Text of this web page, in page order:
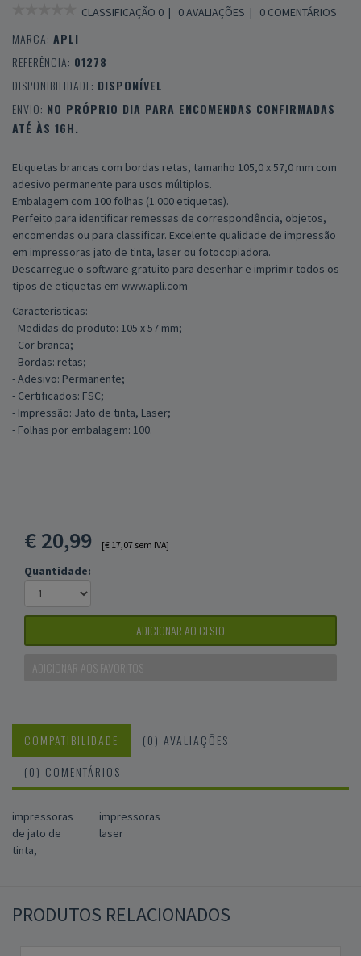
CLASSIFICAÇÃO 0 | 0 AVALIAÇÕES | 0 COMENTÁRIOS
MARCA: APLI
REFERÊNCIA: 01278
DISPONIBILIDADE: DISPONÍVEL
ENVIO: NO PRÓPRIO DIA PARA ENCOMENDAS CONFIRMADAS
ATÉ ÀS 16H.
Etiquetas brancas com bordas retas, tamanho 105,0 x 57,0 mm com
adesivo permanente para usos múltiplos.
Embalagem com 100 folhas (1.000 etiquetas).
Perfeito para identificar remessas de correspondência, objetos,
encomendas ou para classificar. Excelente qualidade de impressão
em impressoras jato de tinta, laser ou fotocopiadora.
Descarregue o software gratuito para desenhar e imprimir todos os
tipos de etiquetas em www.apli.com
Caracteristicas:
- Medidas do produto: 105 x 57 mm;
- Cor branca;
- Bordas: retas;
- Adesivo: Permanente;
- Certificados: FSC;
- Impressão: Jato de tinta, Laser;
- Folhas por embalagem: 100.
€20,99 [€ 17,07 sem IVA]
Quantidade:
ADICIONAR AO CESTO
ADICIONAR AOS FAVORITOS
COMPATIBILIDADE
(0) AVALIAÇÕES
(0) COMENTÁRIOS
impressoras
de jato de
tinta,
impressoras
laser
PRODUTOS RELACIONADOS